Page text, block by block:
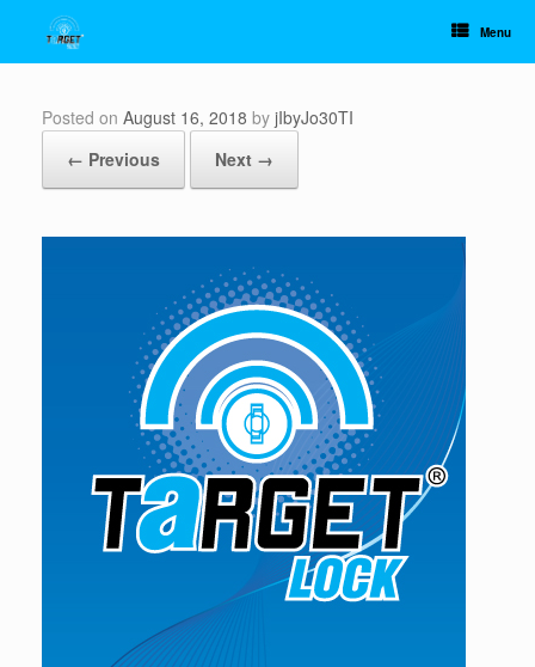
Menu
Posted on August 16, 2018 by jIbyJo30TI
← Previous
Next →